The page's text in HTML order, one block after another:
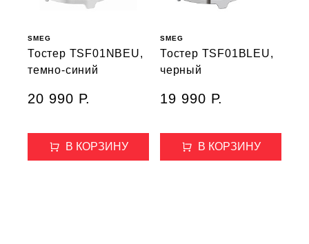
SMEG
Тостер TSF01NBEU,
темно-синий
20 990 Р.
В КОРЗИНУ
SMEG
Тостер TSF01BLEU,
черный
19 990 Р.
В КОРЗИНУ